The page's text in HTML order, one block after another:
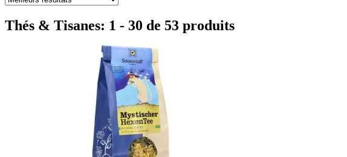
Thés & Tisanes: 1 - 30 de 53 produits